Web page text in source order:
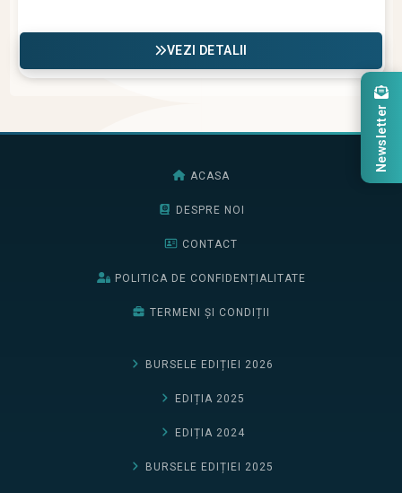
VEZI DETALII
ACASA
DESPRE NOI
CONTACT
POLITICA DE CONFIDENȚIALITATE
TERMENI ȘI CONDIȚII
BURSELE EDIȚIEI 2026
EDIȚIA 2025
EDIȚIA 2024
BURSELE EDIȚIEI 2025
Newsletter